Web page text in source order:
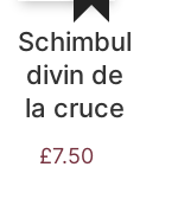
Schimbul
divin de
la cruce
£7.50